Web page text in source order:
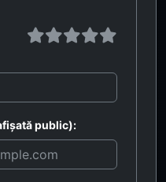
public):